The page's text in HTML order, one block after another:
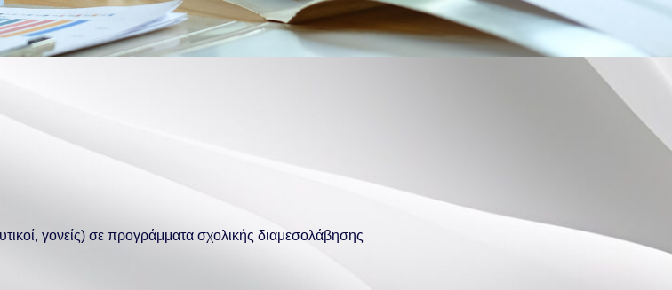
γονείς) σε προγράμματα σχολικής διαμεσολάβησης